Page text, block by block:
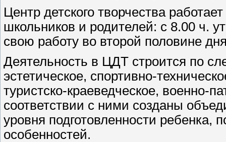
Центр детского творчества
школьников и родителей: с 8.00 ч.
свою работу во второй половине
Деятельность в ЦДТ строится по
эстетическое, спортивно-
туристско-краеведческое, военно-
соответствии с ними созданы
уровня подготовленности ребенка,
особенностей.